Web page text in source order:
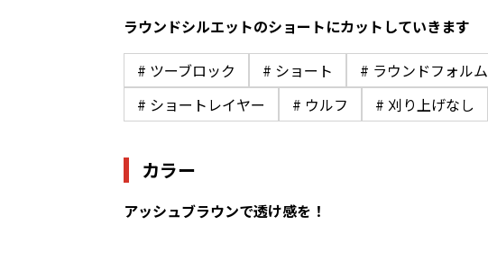
ラウンドシルエットのショートにカットしていきます
# ツーブロック # ショート # ラウンドフォルム
# ショートレイヤー
# ウルフ # 刈り上げなし
カラー
アッシュブラウンで透け感を！